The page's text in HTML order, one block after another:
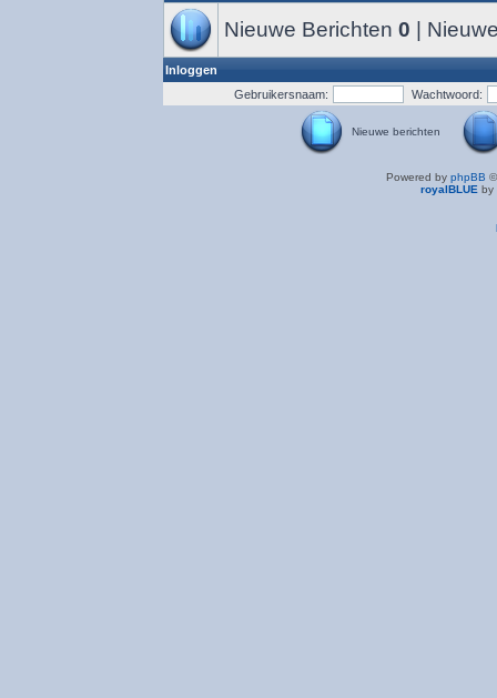
Nieuwe Berichten 0 |
Inloggen
Gebruikersnaam:
Wachtwoord:
Nieuwe berichten
Powered by phpBB
royalBLUE by